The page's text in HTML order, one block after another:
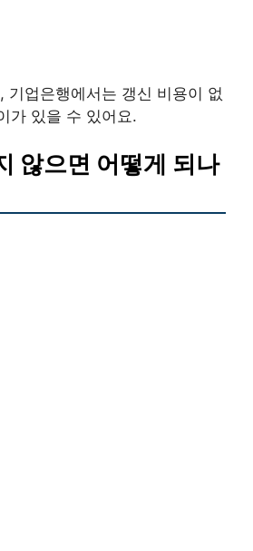
기업은행에서는 갱신 비용이 없
가 있을 수 있어요.
않으면 어떻게 되나